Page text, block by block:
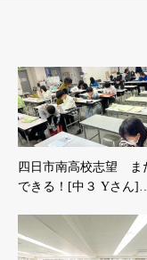
四日市南高校志望 ま
できる！[中３ Yさん]…